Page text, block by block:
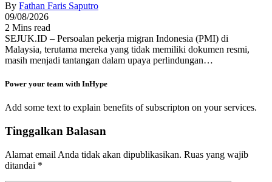
By Fathan Faris Saputro
09/08/2026
2 Mins read
SEJUK.ID – Persoalan pekerja migran Indonesia (PMI) di
Malaysia, terutama mereka yang tidak memiliki dokumen resmi,
masih menjadi tantangan dalam upaya perlindungan…
Power your team with InHype
Add some text to explain benefits of subscripton on your services.
Tinggalkan Balasan
Alamat email Anda tidak akan dipublikasikan. Ruas yang wajib
ditandai *